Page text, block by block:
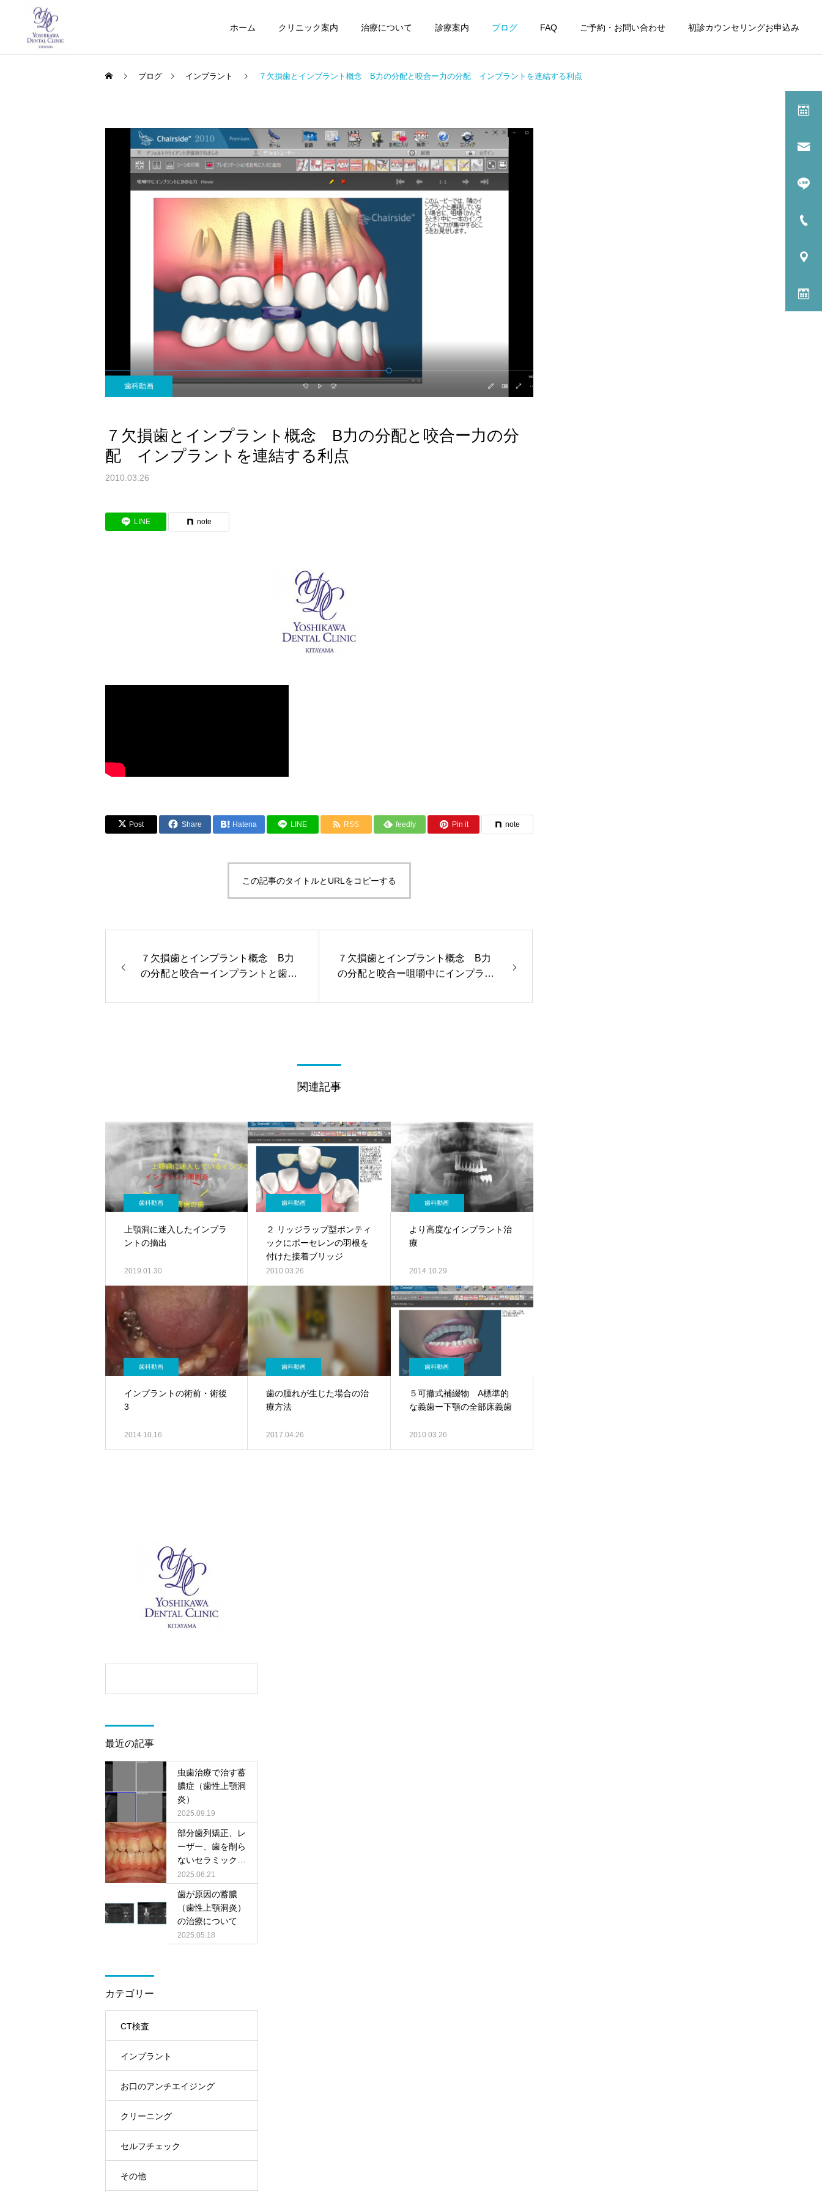
ホーム クリニック案内 治療について 診療案内 ブログ FAQ ご予約・お問い合わせ 初診カウンセリングお申込み
インプラント 歯列矯正
根管治療（歯内療
法）
虫歯治療で治す蓄膿症（歯
審美歯科
部分歯列矯正、レーザー、
歯を削らないセラミック治
療による前歯の審美歯科治
デンタルドック（歯
科検査）
歯が原因の蓄膿（歯性上顎
洞炎）の治療について
レーザーによる骨の再生治
ブログ インプラント ７欠損歯とインプラント概念 B力の分配と咬合ー力の分配 インプラントを連結する利点
歯科動画
７欠損歯とインプラント概念 B力の分配と咬合ー力の分
配 インプラントを連結する利点
2010.03.26
LINE note
Post Share Hatena LINE RSS feedly Pin it note
この記事のタイトルとURLをコピーする
７欠損歯とインプラント概念 B力
の分配と咬合ーインプラントと歯の
７欠損歯とインプラント概念 B力
の分配と咬合ー咀嚼中にインプラン
関連記事
歯科動画
上顎洞に迷入したインプラ
ントの摘出
2019.01.30
歯科動画
２ リッジラップ型ポンティ
ックにポーセレンの羽根を
付けた接着ブリッジ
2010.03.26
歯科動画
より高度なインプラント治
療
2014.10.29
歯科動画
インプラントの術前・術後
3
2014.10.16
歯科動画
歯の腫れが生じた場合の治
療方法
2017.04.26
歯科動画
５可撤式補綴物 A標準的
な義歯ー下顎の全部床義歯
2010.03.26
最近の記事
虫歯治療で治す蓄
膿症（歯性上顎洞
炎）
2025.09.19
部分歯列矯正、レ
ーザー、歯を削ら
ないセラミック治
療による前歯の審
美歯科治療
2025.06.21
歯が原因の蓄膿
（歯性上顎洞炎）
の治療について
2025.05.18
カテゴリー
CT検査
インプラント
お口のアンチエイジング
クリーニング
セルフチェック
その他